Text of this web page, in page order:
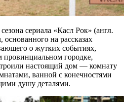
сериала «Касл Рок» (англ.
основанного на рассказах
о жутких событиях,
городке,
настоящий дом — комнату
ванной с конечностями
душу деталями.